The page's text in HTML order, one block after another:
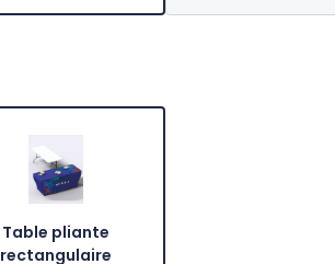
Table pliante
rectangulaire